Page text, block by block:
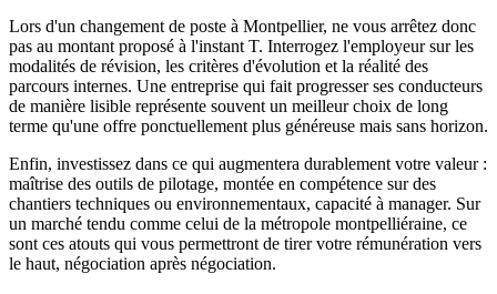
Lors d'un changement de poste à Montpellier, ne vous arrêtez donc
pas au montant proposé à l'instant T. Interrogez l'employeur sur les
modalités de révision, les critères d'évolution et la réalité des
parcours internes. Une entreprise qui fait progresser ses conducteurs
de manière lisible représente souvent un meilleur choix de long
terme qu'une offre ponctuellement plus généreuse mais sans horizon.
Enfin, investissez dans ce qui augmentera durablement votre valeur :
maîtrise des outils de pilotage, montée en compétence sur des
chantiers techniques ou environnementaux, capacité à manager. Sur
un marché tendu comme celui de la métropole montpelliéraine, ce
sont ces atouts qui vous permettront de tirer votre rémunération vers
le haut, négociation après négociation.